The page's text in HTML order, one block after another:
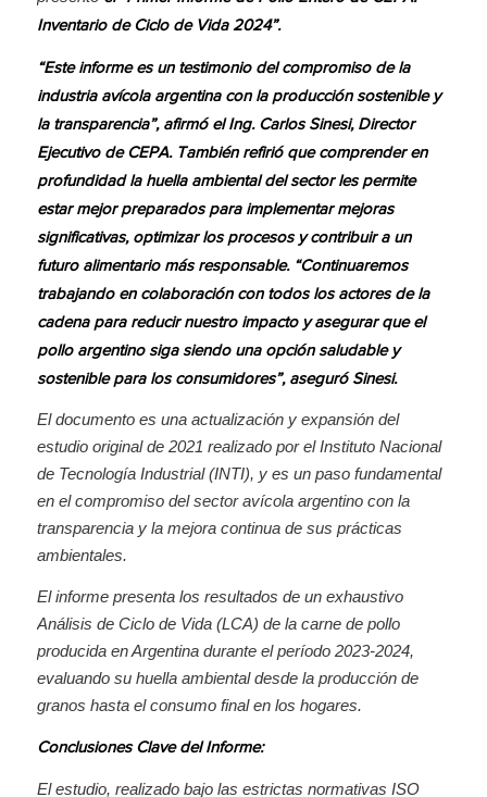
Inventario de Ciclo de Vida 2024”.
“Este informe es un testimonio del compromiso de la
industria avícola argentina con la producción sostenible y
la transparencia”, afirmó el Ing. Carlos Sinesi, Director
Ejecutivo de CEPA. También refirió que comprender en
profundidad la huella ambiental del sector les permite
estar mejor preparados para implementar mejoras
significativas, optimizar los procesos y contribuir a un
futuro alimentario más responsable. “Continuaremos
trabajando en colaboración con todos los actores de la
cadena para reducir nuestro impacto y asegurar que el
pollo argentino siga siendo una opción saludable y
sostenible para los consumidores”, aseguró Sinesi.
El documento es una actualización y expansión del
estudio original de 2021 realizado por el Instituto Nacional
de Tecnología Industrial (INTI), y es un paso fundamental
en el compromiso del sector avícola argentino con la
transparencia y la mejora continua de sus prácticas
ambientales.
El informe presenta los resultados de un exhaustivo
Análisis de Ciclo de Vida (LCA) de la carne de pollo
producida en Argentina durante el período 2023-2024,
evaluando su huella ambiental desde la producción de
granos hasta el consumo final en los hogares.
Conclusiones Clave del Informe:
El estudio, realizado bajo las estrictas normativas ISO